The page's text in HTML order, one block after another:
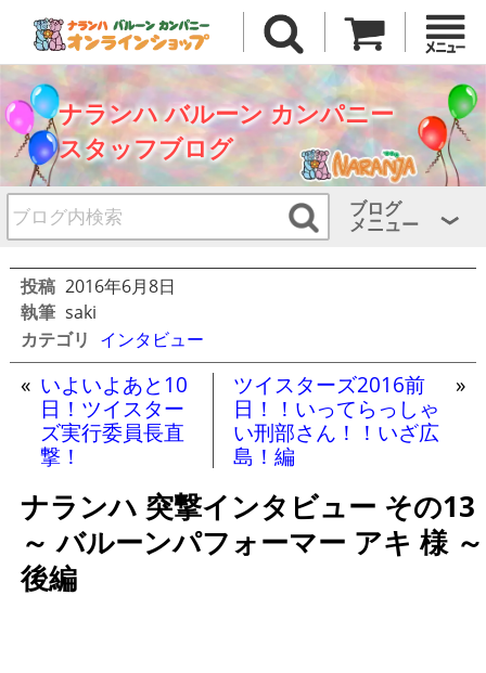
ナランハ バルーン カンパニー
スタッフブログ
ブログ
メニュー
投稿 2016年6月8日
執筆 saki
カテゴリ インタビュー
« いよいよあと10
日！ツイスター
ズ実行委員長直
撃！
ツイスターズ2016前
日！！いってらっしゃ
い刑部さん！！いざ広
島！編
»
ナランハ 突撃インタビュー その13
～ バルーンパフォーマー アキ 様 ～
後編